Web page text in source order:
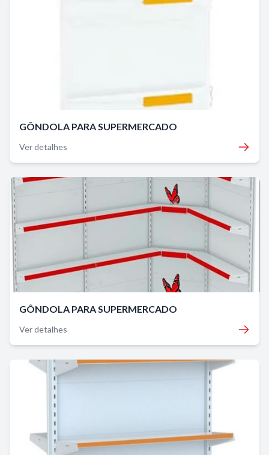
GÔNDOLA PARA SUPERMERCADO
Ver detalhes
GÔNDOLA PARA SUPERMERCADO
Ver detalhes